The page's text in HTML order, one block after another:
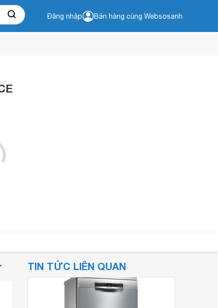
Đăng nhập Bán hàng cùng Websosanh
TIN TỨC LIÊN QUAN